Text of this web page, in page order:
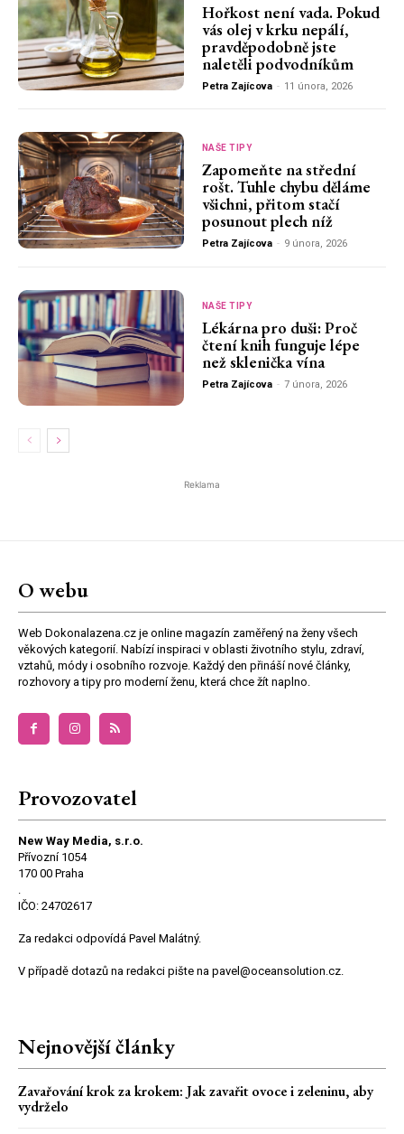
Hořkost není vada. Pokud
vás olej v krku nepálí,
pravděpodobně jste
naletěli podvodníkům
Petra Zajícova - 11 února, 2026
NAŠE TIPY
Zapomeňte na střední
rošt. Tuhle chybu děláme
všichni, přitom stačí
posunout plech níž
Petra Zajícova - 9 února, 2026
NAŠE TIPY
Lékárna pro duši: Proč
čtení knih funguje lépe
než sklenička vína
Petra Zajícova - 7 února, 2026
Reklama
O webu
Web Dokonalazena.cz je online magazín zaměřený na ženy všech
věkových kategorií. Nabízí inspiraci v oblasti životního stylu, zdraví,
vztahů, módy i osobního rozvoje. Každý den přináší nové články,
rozhovory a tipy pro moderní ženu, která chce žít naplno.
Provozovatel
New Way Media, s.r.o.
Přívozní 1054
170 00 Praha
.
IČO: 24702617
Za redakci odpovídá Pavel Malátný.
V případě dotazů na redakci pište na pavel@oceansolution.cz.
Nejnovější články
Zavařování krok za krokem: Jak zavařit ovoce i zeleninu, aby
vydrželo